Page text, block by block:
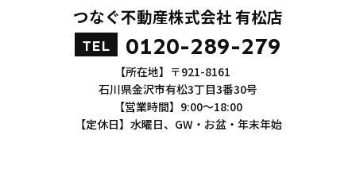
つなぐ不動産株式会社 有松店
TEL 0120-289-279
【所在地】〒921-8161
石川県金沢市有松3丁目3番30号
【営業時間】9:00～18:00
【定休日】水曜日、GW・お盆・年末年始